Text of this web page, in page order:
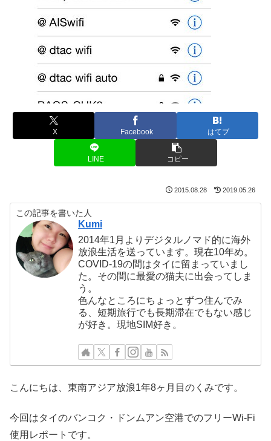
X Facebook はてブ
LINE コピー
2015.08.28 2019.05.26
この記事を書いた人
Kumi
2014年1月よりデジタルノマド的に海外
放浪生活を送っています。現在10年め。
COVID-19の間はタイに留まっていまし
た。その間に最愛の猫夫に出会ってしま
う。
色んなところにちょっとずつ住んでみ
る、短期旅行でも長期滞在でもない感じ
が好き。現地SIM好き。
こんにちは、東南アジア放浪1年8ヶ月目のくみです。
今回はタイのバンコク・ドンムアン空港でのフリーWi-Fi
使用レポートです。